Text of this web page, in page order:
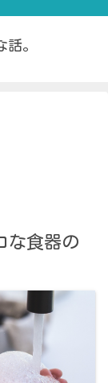
。
な食器の